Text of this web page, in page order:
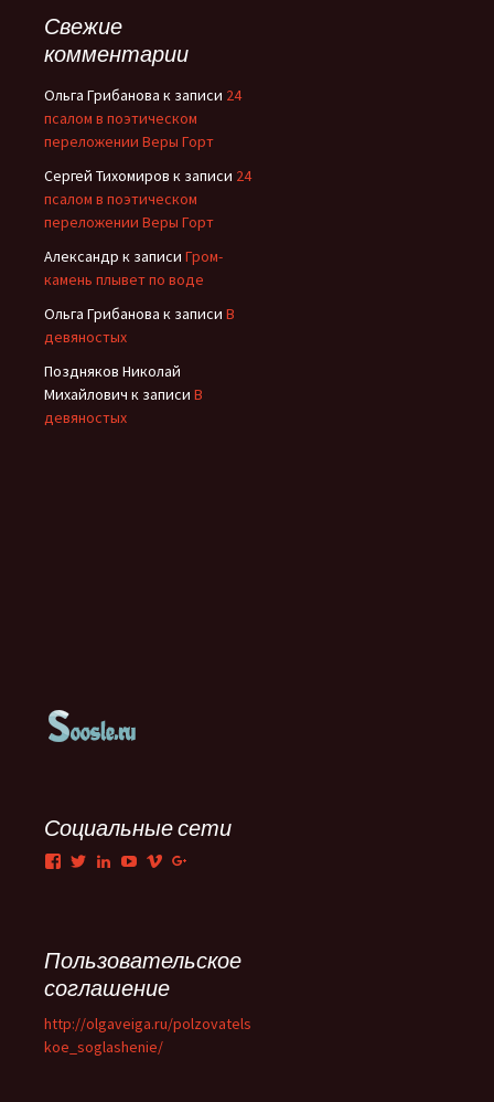
Свежие
комментарии
Ольга Грибанова к записи 24
псалом в поэтическом
переложении Веры Горт
Сергей Тихомиров к записи 24
псалом в поэтическом
переложении Веры Горт
Александр к записи Гром-
камень плывет по воде
Ольга Грибанова к записи В
девяностых
Поздняков Николай
Михайлович к записи В
девяностых
Социальные сети
Facebook
TwitterLinkedIn
YouTube
Vimeo
Пользовательское
соглашение
http://olgaveiga.ru/polzovatels
koe_soglashenie/